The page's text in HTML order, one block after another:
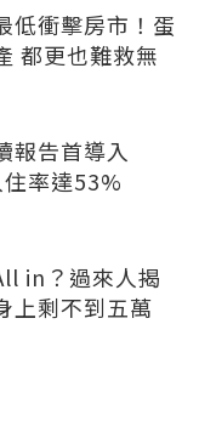
低衝擊房市！蛋
都更也難救無
報告首導入
率達53%
in？過來人揭
上剩不到五萬